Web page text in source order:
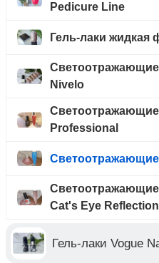
Pedicure Line
Гель-лаки жидкая
Светоотражающие
Nivelo
Светоотражающие
Professional
Светоотражающие
Светоотражающие
Cat's Eye Reflection
Гель-лаки Vogue